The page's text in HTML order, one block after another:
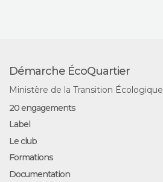
Démarche ÉcoQuartier
Ministère de la Transition Écologique
20 engagements
Label
Le club
Formations
Documentation